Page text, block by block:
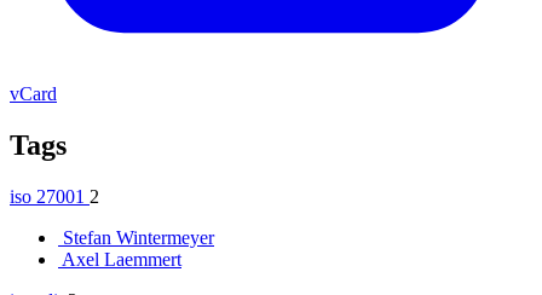
vCard
Tags
iso 27001 2
Stefan Wintermeyer
Axel Laemmert